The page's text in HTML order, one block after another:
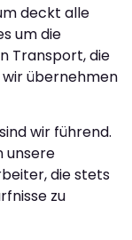
deckt alle
um die
Transport, die
übernehmen
wir führend.
unsere
die stets
zu